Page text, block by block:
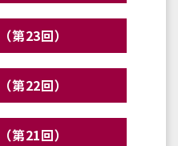
第23回）
第22回）
第21回）